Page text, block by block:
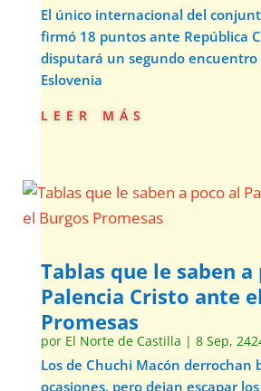
El único internacional del
firmó 18 puntos ante República
disputará un segundo
Eslovenia
leer más
Tablas que le saben a
Palencia Cristo ante
Promesas
por El Norte de Castilla | 8 Sep,
Los de Chuchi Macón derrochan
ocasiones, pero dejan escapar